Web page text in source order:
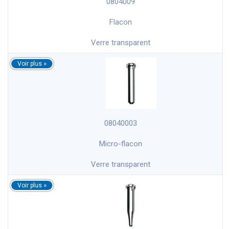
Flacon
Verre transparent
08040003
Micro-flacon
Verre transparent